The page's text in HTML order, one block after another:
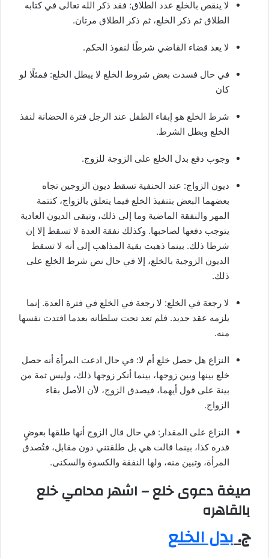
لا ينقص بالخلع عدد الطلاق: فقد ذكر الله تعالى في كتابه
الطلاق ثم ذكر الخلع، ثم ذكر الطلاق مرتان.
لا يعد قضاء القاضي شرطًا لنفوذ الحكم.
في حال فسدت بعض شروط الخلع لا يبطل الخلع: فمثلًا لو
كان
شرط الخلع هو إبقاء الطفل عند الرجل فترة الحضانة لنفذ
الخلع وبطل الشرط.
وجوب دفع بدل الخلع على الزوجة للزوج.
ديون الزواج: عند الحنفية تسقط ديون الزوجين تجاه
بعضهما البعض بتنفيذ الخلع فيما يتعلق بالزواج، كتتمة
المهر والنفقة الماضية وما إلى ذلك، وتبقى الديون العادية
يتوجب دفعها لصاحبها. وكذلك نفقة العدة لا تسقط إلا إن
شرطا ذلك. بينما ذهبت بقية المذاهب إلى أنه لا تسقط
الديون الزوجية بالخلع، إلا في حال نص شرط الخلع على
ذلك.
لا رجعة في الخلع: لا رجعة في الخلع في فترة العدة. إنما
يلزمه عقد جديد. فلم تعد تحت سلطانه بعدما افتدت نفسها
منه.
النزاع هل حصل خلع أم لا: في حال ادعت المرأة أنه حصل
خلع بينها وبين زوجها، بينما أنكر زوجها ذلك، وليس ثمة من
بينة على قول أيهما، فيصدق الزوج، لأن الأصل بقاء
الزواج.
النزاع على المقدار: في حال قال الزوج أنها طلقها بعوضٍ
قدره كذا، بينما قالت هي بل طلقتني دون مقابل، فتُصدق
المرأة، وتبين منه، ولها النفقة والكسوة والسكنى.
صيغة دعوى خلع – اشهر محامي خلع
بالقاهره
ج.بدل الخلع